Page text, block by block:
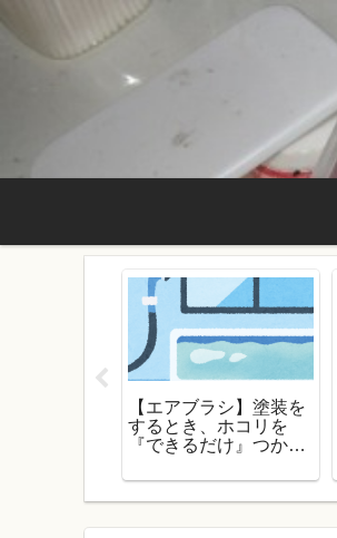
【エアブラシ】塗装を
するとき、ホコリを
『できるだけ』つかな